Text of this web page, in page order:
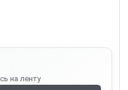
на ленту